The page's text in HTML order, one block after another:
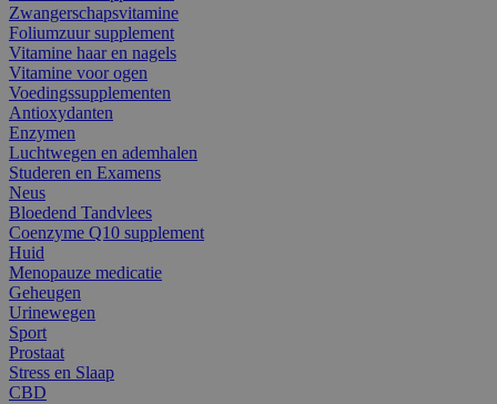
Zwangerschapsvitamine
Foliumzuur supplement
Vitamine haar en nagels
Vitamine voor ogen
Voedingssupplementen
Antioxydanten
Enzymen
Luchtwegen en ademhalen
Studeren en Examens
Neus
Bloedend Tandvlees
Coenzyme Q10 supplement
Huid
Menopauze medicatie
Geheugen
Urinewegen
Sport
Prostaat
Stress en Slaap
CBD